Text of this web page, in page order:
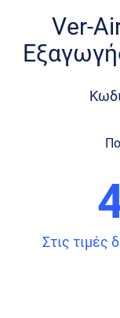
beginningVer-
Στις τιμές